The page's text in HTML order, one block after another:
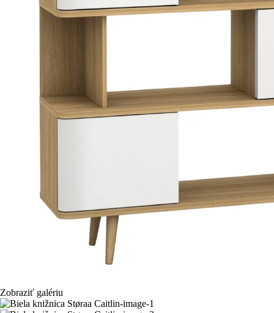
Zobraziť galériu